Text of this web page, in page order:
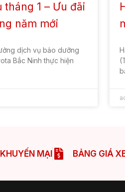
1 – Ưu đãi
năm mới
dịch vụ bảo dưỡng
Bắc Ninh thực hiện
KHUYẾN MẠI BẢNG GIÁ